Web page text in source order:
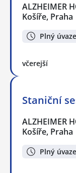
ALZHEIMER
Košíře, Praha
Plný
včerejší
Staniční
ALZHEIMER
Košíře, Praha
Plný